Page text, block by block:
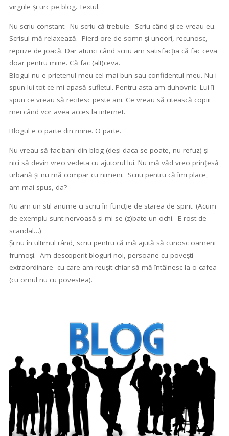
virgule și urc pe blog. Textul.
Nu scriu constant. Nu scriu că trebuie. Scriu când și ce vreau eu.
Scrisul mă relaxează. Pierd ore de somn și uneori, recunosc,
reprize de joacă. Dar atunci când scriu am satisfacția că fac ceva
doar pentru mine. Că fac (alt)ceva.
Blogul nu e prietenul meu cel mai bun sau confidentul meu. Nu-i
spun lui tot ce-mi apasă sufletul. Pentru asta am duhovnic. Lui îi
spun ce vreau să recitesc peste ani. Ce vreau să citească copiii
mei când vor avea acces la internet.
Blogul e o parte din mine. O parte.
Nu vreau să fac bani din blog (deși daca se poate, nu refuz) și
nici să devin vreo vedeta cu ajutorul lui. Nu mă văd vreo prințesă
urbană și nu mă compar cu nimeni. Scriu pentru că îmi place,
am mai spus, da?
Nu am un stil anume ci scriu în funcție de starea de spirit. (Acum
de exemplu sunt nervoasă și mi se (z)bate un ochi. E rost de
scandal…)
Și nu în ultimul rând, scriu pentru că mă ajută să cunosc oameni
frumoși. Am descoperit bloguri noi, persoane cu povești
extraordinare cu care am reușit chiar să mă întâlnesc la o cafea
(cu omul nu cu povestea).